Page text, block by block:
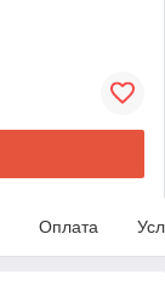
Оплата